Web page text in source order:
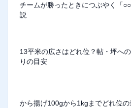
チームが勝ったときにつぶやく「
説
13平米の広さはどれ位？帖・坪へ
りの目安
から揚げ100gから1kgまでどれ位の